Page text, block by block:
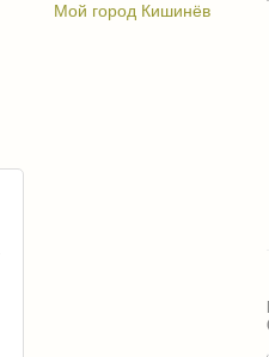
Мой город Кишинёв